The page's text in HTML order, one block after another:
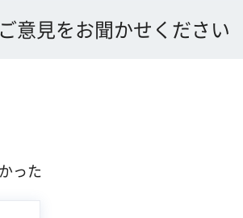
意見をお聞かせください
った